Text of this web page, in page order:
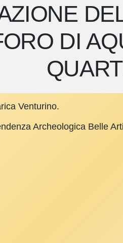
DI
Venturino.
Archeologica Belle